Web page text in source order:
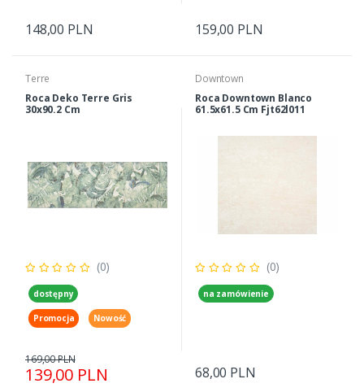
148,00 PLN 159,00 PLN
Terre
Roca Deko Terre Gris
30x90.2 Cm
(0)
dostępny
Promocja Nowość
139,00 PLN
169,00 PLN
Downtown
Roca Downtown Blanco
61.5x61.5 Cm Fjt62l011
(0)
na zamówienie
68,00 PLN